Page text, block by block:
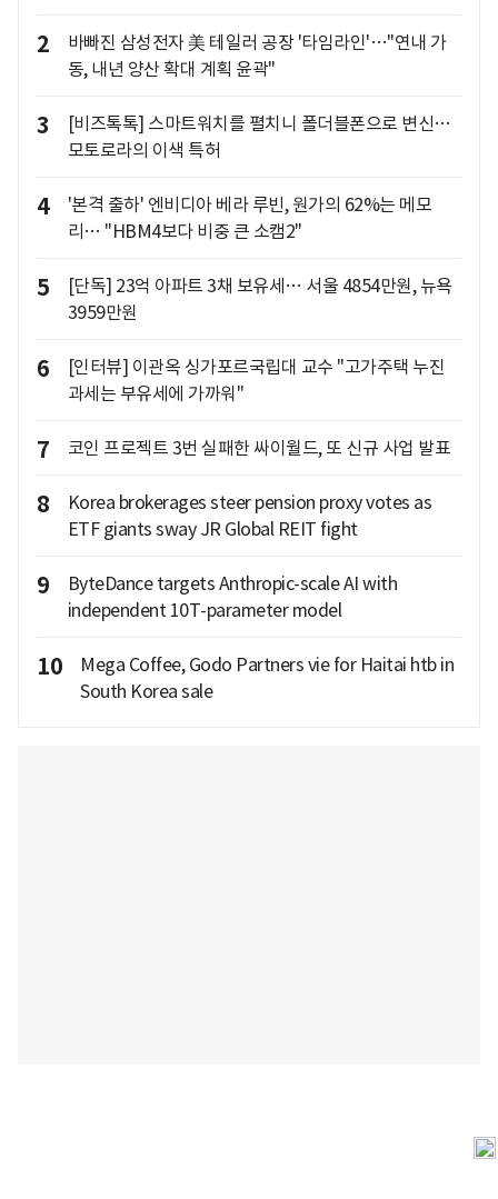
2
바빠진 삼성전자 美 테일러 공장 '타임라인'…"연내 가
동, 내년 양산 확대 계획 윤곽"
3
[비즈톡톡] 스마트워치를 펼치니 폴더블폰으로 변신…
모토로라의 이색 특허
4
'본격 출하' 엔비디아 베라 루빈, 원가의 62%는 메모
리… "HBM4보다 비중 큰 소캠2"
5
[단독] 23억 아파트 3채 보유세… 서울 4854만원, 뉴욕
3959만원
6
[인터뷰] 이관옥 싱가포르국립대 교수 "고가주택 누진
과세는 부유세에 가까워"
7 코인 프로젝트 3번 실패한 싸이월드, 또 신규 사업 발표
8
Korea brokerages steer pension proxy votes as
ETF giants sway JR Global REIT fight
9
ByteDance targets Anthropic-scale AI with
independent 10T-parameter model
10
Mega Coffee, Godo Partners vie for Haitai htb in
South Korea sale